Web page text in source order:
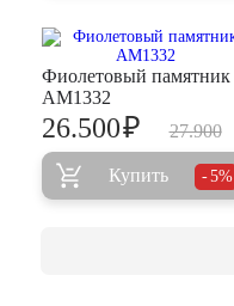
Фиолетовый памятник
AM1332
27.900
26.500₽
Купить 5%